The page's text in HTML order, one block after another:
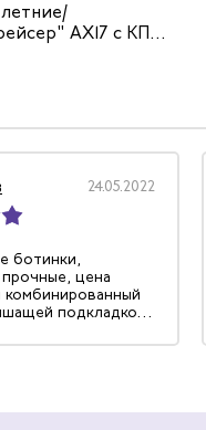
КП цвет
AX17 с КП
24.05.2022
ботинки,
цена
подкладкой
и защита от